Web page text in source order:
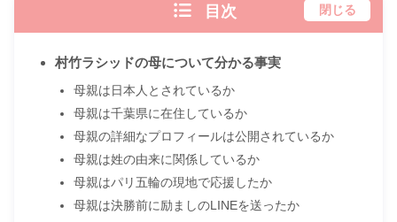
目次 閉じる
村竹ラシッドの母について分かる事実
母親は日本人とされているか
母親は千葉県に在住しているか
母親の詳細なプロフィールは公開されているか
母親は姓の由来に関係しているか
母親はパリ五輪の現地で応援したか
母親は決勝前に励ましのLINEを送ったか